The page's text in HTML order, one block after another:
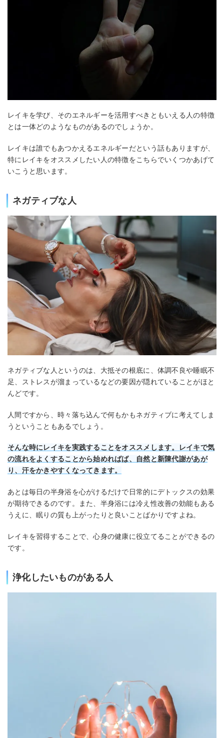
レイキを学び、そのエネルギーを活用すべきともいえる人の特徴
とは一体どのようなものがあるのでしょうか。
レイキは誰でもあつかえるエネルギーだという話もありますが、
特にレイキをオススメしたい人の特徴をこちらでいくつかあげて
いこうと思います。
ネガティブな人
ネガティブな人というのは、大抵その根底に、体調不良や睡眠不
足、ストレスが溜まっているなどの要因が隠れていることがほと
んどです。
人間ですから、時々落ち込んで何もかもネガティブに考えてしま
うということもあるでしょう。
そんな時にレイキを実践することをオススメします。レイキで気
の流れをよくすることから始めればば、自然と新陳代謝があが
り、汗をかきやすくなってきます。
あとは毎日の半身浴を心がけるだけで日常的にデトックスの効果
が期待できるのです。また、半身浴には冷え性改善の効能もある
うえに、眠りの質も上がったりと良いことばかりですよね。
レイキを習得することで、心身の健康に役立てることができるの
です。
浄化したいものがある人